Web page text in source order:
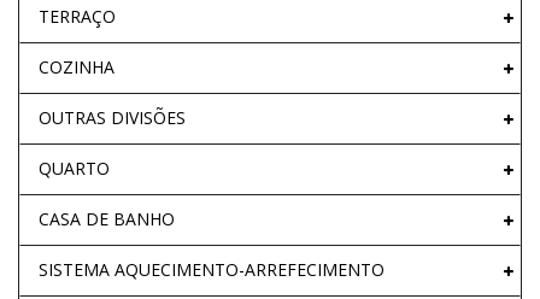
TERRAÇO
COZINHA
OUTRAS DIVISÕES
QUARTO
CASA DE BANHO
SISTEMA AQUECIMENTO-ARREFECIMENTO